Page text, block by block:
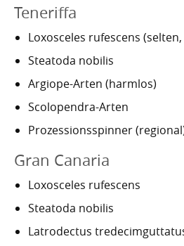
Teneriffa
Loxosceles rufescens
Steatoda nobilis
Argiope-Arten (harmlos)
Scolopendra-Arten
Prozessionsspinner
Gran Canaria
Loxosceles rufescens
Steatoda nobilis
Latrodectus